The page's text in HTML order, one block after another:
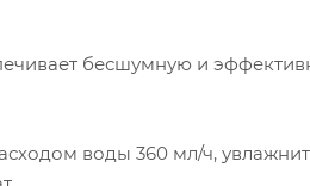
бесшумную и
воды 360 мл/ч,